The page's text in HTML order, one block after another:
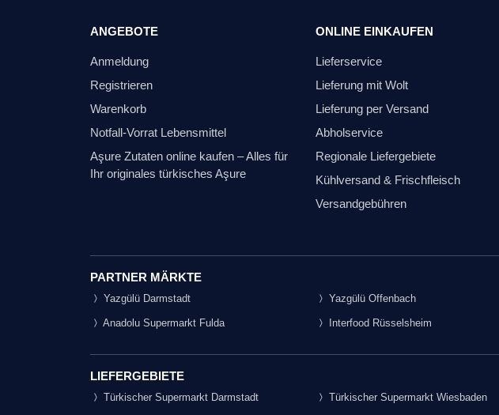
ANGEBOTE
Anmeldung
Registrieren
Warenkorb
Notfall-Vorrat Lebensmittel
Aşure Zutaten online kaufen – Alles für
Ihr originales türkisches Aşure
ONLINE EINKAUFEN
Lieferservice
Lieferung mit Wolt
Lieferung per Versand
Abholservice
Regionale Liefergebiete
Kühlversand & Frischfleisch
Versandgebühren
PARTNER MÄRKTE
Yazgülü Darmstadt Yazgülü Offenbach
Anadolu Supermarkt Fulda Interfood Rüsselsheim
LIEFERGEBIETE
Türkischer Supermarkt Darmstadt Türkischer Supermarkt Wiesbaden